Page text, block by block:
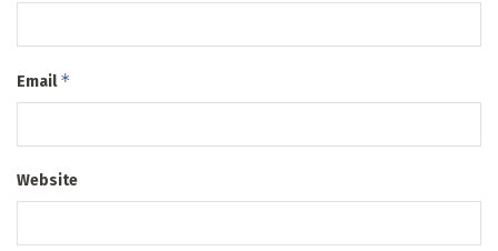
Email*
Website